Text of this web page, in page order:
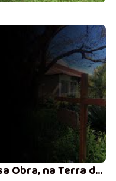
Conheça um pouco da nossa Obra, na Terra da Misericórdia, em Serra das Varas - zona rural de Arcoverde- PE 2020